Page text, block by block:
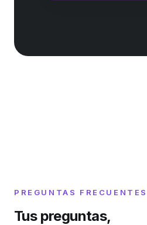
PREGUNTAS FRECUENTES
Tus preguntas,